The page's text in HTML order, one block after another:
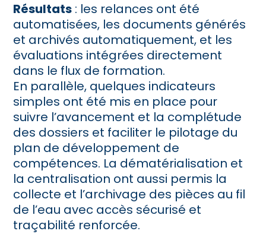
Résultats : les relances ont été
automatisées, les documents générés
et archivés automatiquement, et les
évaluations intégrées directement
dans le flux de formation.
En parallèle, quelques indicateurs
simples ont été mis en place pour
suivre l’avancement et la complétude
des dossiers et faciliter le pilotage du
plan de développement de
compétences. La dématérialisation et
la centralisation ont aussi permis la
collecte et l’archivage des pièces au fil
de l’eau avec accès sécurisé et
traçabilité renforcée.